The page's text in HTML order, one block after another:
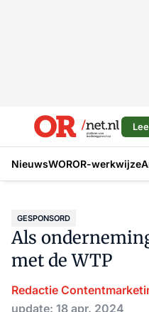
NieuwsWOROR-werkwijze
GESPONSORD
Als
met de WTP
Redactie
update: 18 apr. 2024